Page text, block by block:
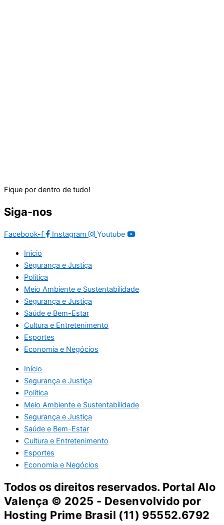
Fique por dentro de tudo!
Siga-nos
Facebook-f Instagram Youtube
Início
Segurança e Justiça
Política
Meio Ambiente e Sustentabilidade
Segurança e Justiça
Saúde e Bem-Estar
Cultura e Entretenimento
Esportes
Economia e Negócios
Início
Segurança e Justiça
Política
Meio Ambiente e Sustentabilidade
Segurança e Justiça
Saúde e Bem-Estar
Cultura e Entretenimento
Esportes
Economia e Negócios
Todos os direitos reservados. Portal Alo
Valença © 2025 - Desenvolvido por
Hosting Prime Brasil (11) 95552.6792